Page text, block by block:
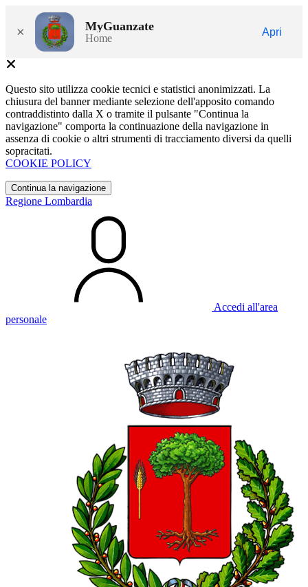
× MyGuanzate
Home
Apri
Questo sito utilizza cookie tecnici e statistici anonimizzati. La
chiusura del banner mediante selezione dell'apposito comando
contraddistinto dalla X o tramite il pulsante "Continua la
navigazione" comporta la continuazione della navigazione in
assenza di cookie o altri strumenti di tracciamento diversi da quelli
sopracitati.
COOKIE POLICY
Continua la navigazione
Regione Lombardia
Accedi all'area
personale